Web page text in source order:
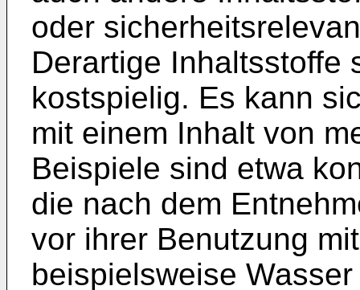
oder
Derartige Inhaltsstoffe
kostspielig. Es kann
mit einem Inhalt von
Beispiele sind etwa
die nach dem
vor ihrer Benutzung
beispielsweise